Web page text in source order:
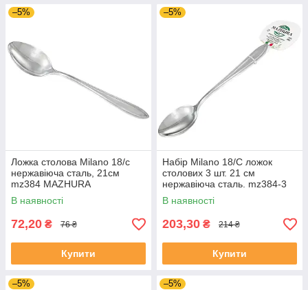
–5%
Ложка столова Milano 18/c
нержавіюча сталь, 21см
mz384 MAZHURA
В наявності
72,20 ₴ 76 ₴
Купити
–5%
Набір Milano 18/C ложок
столових 3 шт. 21 см
нержавіюча сталь. mz384-3
MAZHURA
В наявності
203,30 ₴ 214 ₴
Купити
–5% –5%